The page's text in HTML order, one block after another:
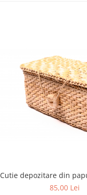
Cutie depozitare din
85,00 Lei